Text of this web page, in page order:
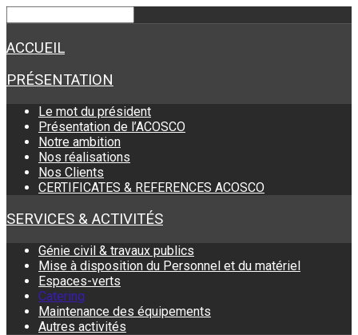
ACCUEIL
PRÉSENTATION
Le mot du président
Présentation de l’ACOSCO
Notre ambition
Nos réalisations
Nos Clients
CERTIFICATES & REFERENCES ACOSCO
SERVICES & ACTIVITÉS
Génie civil & travaux publics
Mise à disposition du Personnel et du matériel
Espaces-verts
Catering
Maintenance des équipements
Autres activités